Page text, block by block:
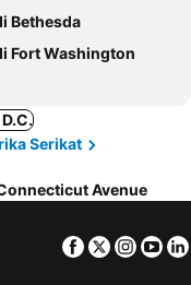
Bethesda
Fort Washington
Serikat
Avenue
Facebook
Twitter